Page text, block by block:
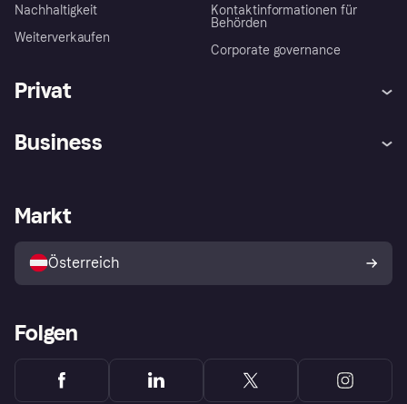
Nachhaltigkeit
Weiterverkaufen
Kontaktinformationen für
Behörden
Corporate governance
Privat
Shops entdecken
Business
Händlerportal
Markt
Österreich
Folgen